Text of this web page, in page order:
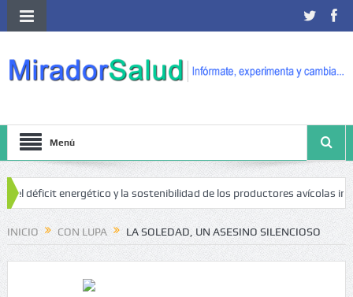
Menú
energético y la sostenibilidad de los productores avícolas
INICIO CON LUPA LA SOLEDAD, UN ASESINO SILENCIOSO